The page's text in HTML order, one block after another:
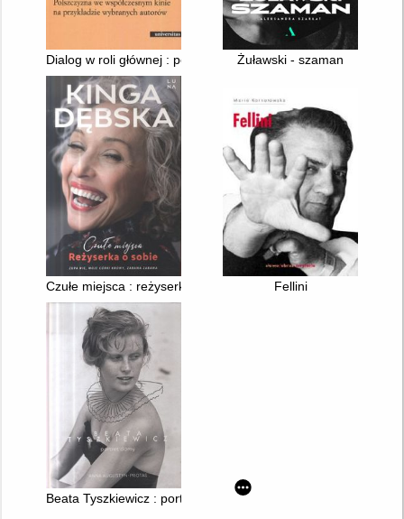
Dialog w roli głównej : polszczyzna we współczesnym kinie
Żuławski - szaman
Czułe miejsca : reżyserka o sobie Fellini
Beata Tyszkiewicz : portret damy